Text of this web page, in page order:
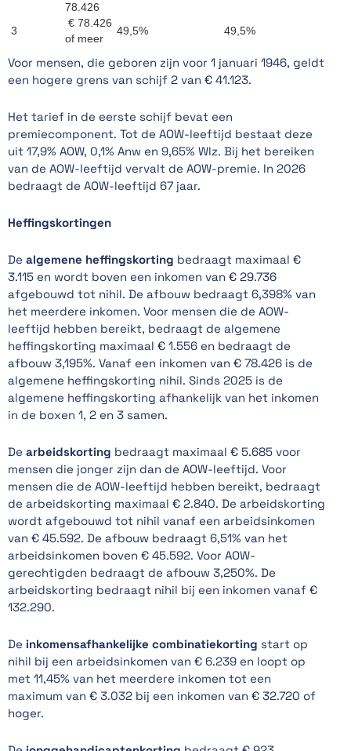
78.426
3
€ 78.426
of meer
49,5% 49,5%
Voor mensen, die geboren zijn voor 1 januari 1946, geldt
een hogere grens van schijf 2 van € 41.123.
Het tarief in de eerste schijf bevat een
premiecomponent. Tot de AOW-leeftijd bestaat deze
uit 17,9% AOW, 0,1% Anw en 9,65% Wlz. Bij het bereiken
van de AOW-leeftijd vervalt de AOW-premie. In 2026
bedraagt de AOW-leeftijd 67 jaar.
Heffingskortingen
De algemene heffingskorting bedraagt maximaal €
3.115 en wordt boven een inkomen van € 29.736
afgebouwd tot nihil. De afbouw bedraagt 6,398% van
het meerdere inkomen. Voor mensen die de AOW-
leeftijd hebben bereikt, bedraagt de algemene
heffingskorting maximaal € 1.556 en bedraagt de
afbouw 3,195%. Vanaf een inkomen van € 78.426 is de
algemene heffingskorting nihil. Sinds 2025 is de
algemene heffingskorting afhankelijk van het inkomen
in de boxen 1, 2 en 3 samen.
De arbeidskorting bedraagt maximaal € 5.685 voor
mensen die jonger zijn dan de AOW-leeftijd. Voor
mensen die de AOW-leeftijd hebben bereikt, bedraagt
de arbeidskorting maximaal € 2.840. De arbeidskorting
wordt afgebouwd tot nihil vanaf een arbeidsinkomen
van € 45.592. De afbouw bedraagt 6,51% van het
arbeidsinkomen boven € 45.592. Voor AOW-
gerechtigden bedraagt de afbouw 3,250%. De
arbeidskorting bedraagt nihil bij een inkomen vanaf €
132.290.
De inkomensafhankelijke combinatiekorting start op
nihil bij een arbeidsinkomen van € 6.239 en loopt op
met 11,45% van het meerdere inkomen tot een
maximum van € 3.032 bij een inkomen van € 32.720 of
hoger.